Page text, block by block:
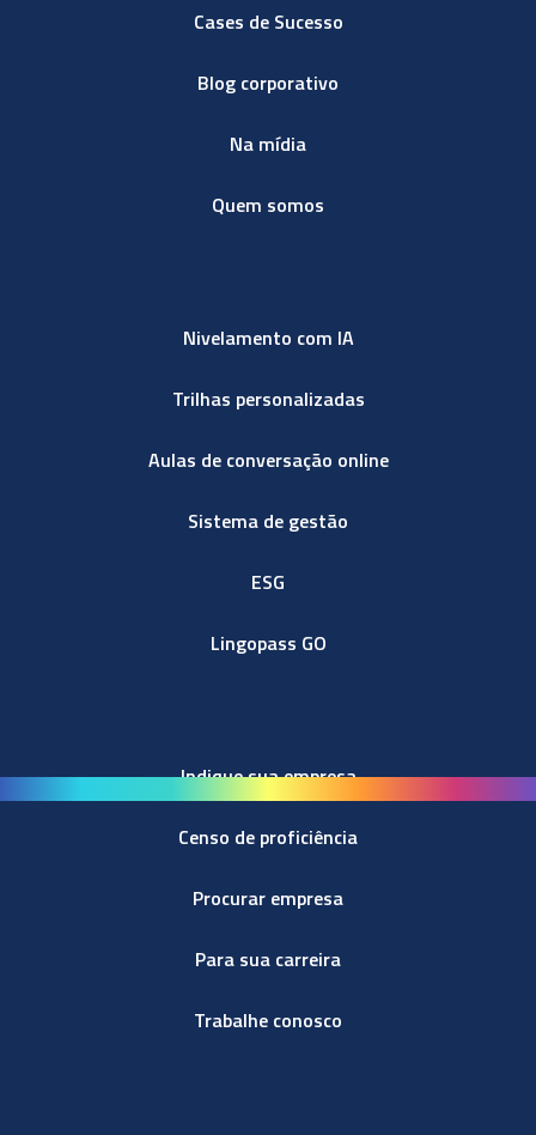
Cases de Sucesso
Blog corporativo
Na mídia
Quem somos
Nivelamento com IA
Trilhas personalizadas
Aulas de conversação online
Sistema de gestão
ESG
Lingopass GO
Indique sua empresa
Censo de proficiência
Procurar empresa
Para sua carreira
Trabalhe conosco